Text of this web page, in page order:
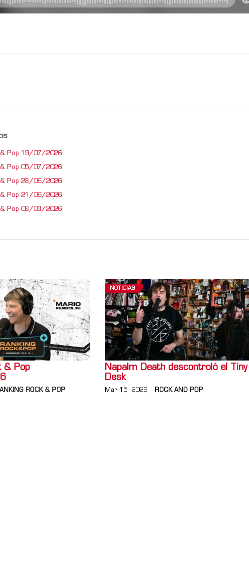
& Pop 19/07/2026
& Pop 05/07/2026
& Pop 28/06/2026
& Pop 21/06/2026
& Pop 08/03/2026
& Pop
ROCK & POP
NOTICIAS
Napalm Death descontroló el Tiny
Desk
Mar 15, 2026 ROCK AND POP